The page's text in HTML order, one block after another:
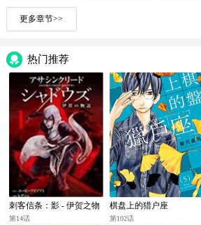
更多章节>>
热门推荐
刺客信条：影 - 伊贺之物
语
第14话
棋盘上的猎户座
第102话